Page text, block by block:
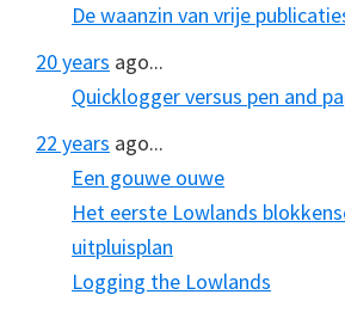
De waanzin van vrije
20 years ago...
Quicklogger versus pen and
22 years ago...
Een gouwe ouwe
Het eerste Lowlands
uitpluisplan
Logging the Lowlands